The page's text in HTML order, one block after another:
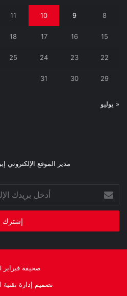
8
9
10
11
15
16
17
18
22
23
24
25
29
30
31
« يوليو
مدير الموقع الإلكتروني
أدخل
بريدك
الإلكتروني
صحيفة فبراير 2026
تصميم إدارة تقنية